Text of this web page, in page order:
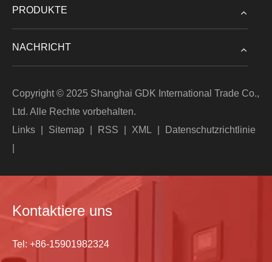
PRODUKTE
NACHRICHT
Copyright © 2025 Shanghai GDK International Trade Co.,
Ltd. Alle Rechte vorbehalten.
Links
Sitemap RSS XML
Datenschutzrichtlinie
Kontaktiere uns
Tel: +86-15901982324